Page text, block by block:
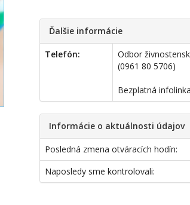
Ďalšie informácie
Telefón:
Odbor
(0961 80 5706)
Bezplatná
Informácie o aktuálnosti údajov
Posledná zmena otváracích hodín:
Naposledy sme kontrolovali: